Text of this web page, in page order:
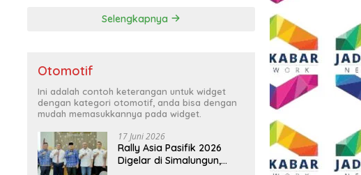
Selengkapnya
Otomotif
Ini adalah contoh keterangan untuk widget
dengan kategori otomotif, anda bisa dengan
mudah memasukkannya pada widget.
17 Juni 2026
Rally Asia Pasifik 2026
Digelar di Simalungun,